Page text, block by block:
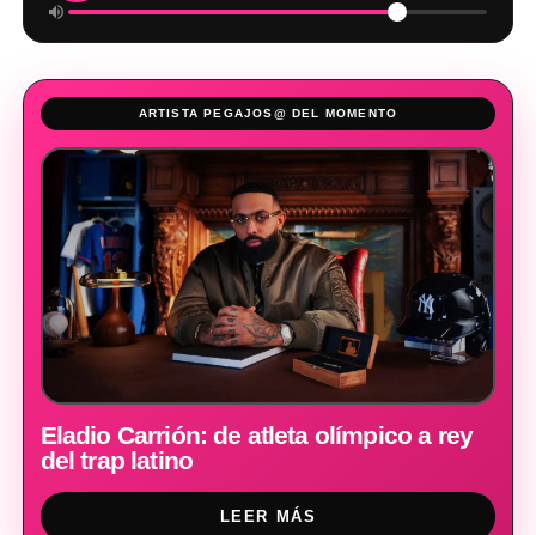
ARTISTA PEGAJOS@ DEL MOMENTO
Eladio Carrión: de atleta olímpico a rey
del trap latino
LEER MÁS